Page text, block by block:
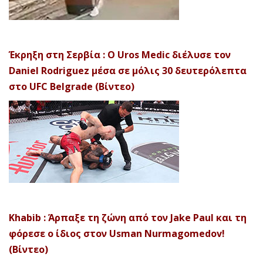
Έκρηξη στη Σερβία : Ο Uros Medic διέλυσε τον
Daniel Rodriguez μέσα σε μόλις 30 δευτερόλεπτα
στο UFC Belgrade (Βίντεο)
Khabib : Άρπαξε τη ζώνη από τον Jake Paul και τη
φόρεσε ο ίδιος στον Usman Nurmagomedov!
(Βίντεο)